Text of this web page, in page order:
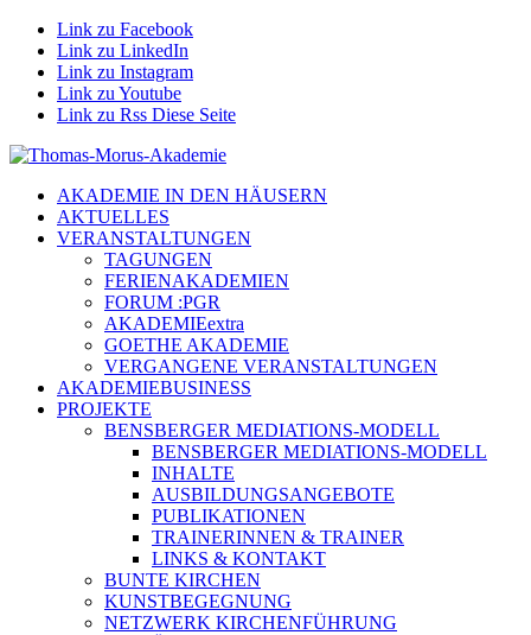
Link zu Facebook
Link zu LinkedIn
Link zu Instagram
Link zu Youtube
Link zu Rss Diese Seite
AKADEMIE IN DEN HÄUSERN
AKTUELLES
VERANSTALTUNGEN
TAGUNGEN
FERIENAKADEMIEN
FORUM :PGR
AKADEMIEextra
GOETHE AKADEMIE
VERGANGENE VERANSTALTUNGEN
AKADEMIEBUSINESS
PROJEKTE
BENSBERGER MEDIATIONS-MODELL
BENSBERGER MEDIATIONS-MODELL
INHALTE
AUSBILDUNGSANGEBOTE
PUBLIKATIONEN
TRAINERINNEN & TRAINER
LINKS & KONTAKT
BUNTE KIRCHEN
KUNSTBEGEGNUNG
NETZWERK KIRCHENFÜHRUNG